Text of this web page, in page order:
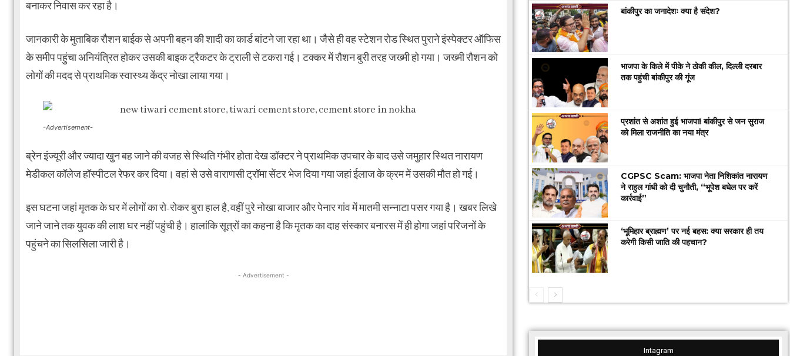
बनाकर निवास कर रहा है।
जानकारी के मुताबिक रौशन बाईक से अपनी बहन की शादी का कार्ड बांटने जा रहा था। जैसे ही वह स्टेशन रोड स्थित पुराने इंस्पेक्टर ऑफिस
के समीप पहुंचा अनियंत्रित होकर उसकी बाइक ट्रैकटर के ट्राली से टकरा गई। टक्कर में रौशन बुरी तरह जख्मी हो गया। जख्मी रौशन को
लोगों की मदद से प्राथमिक स्वास्थ्य केंद्र नोखा लाया गया।
-Advertisement-
ब्रेन इंज्यूरी और ज्यादा खुन बह जाने की वजह से स्थिति गंभीर होता देख डॉक्टर ने प्राथमिक उपचार के बाद उसे जमुहार स्थित नारायण
मेडीकल कॉलेज हॉस्पीटल रेफर कर दिया। वहां से उसे वाराणसी ट्रॉमा सेंटर भेज दिया गया जहां ईलाज के क्रम में उसकी मौत हो गई।
इस घटना जहां मृतक के घर में लोगों का रो-रोकर बुरा हाल है, वहीं पुरे नोखा बाजार और पेनार गांव में मातमी सन्नाटा पसर गया है। खबर लिखे
जाने जाने तक युवक की लाश घर नहीं पहुंची है। हालांकि सूत्रों का कहना है कि मृतक का दाह संस्कार बनारस में ही होगा जहां परिजनों के
पहुंचने का सिलसिला जारी है।
- Advertisement -
बांकीपुर का जनादेशः क्या है संदेश?
भाजपा के किले में पीके ने ठोकी कील, दिल्ली दरबार
तक पहुंची बांकीपुर की गूंज
प्रशांत से अशांत हुई भाजपा! बांकीपुर से जन सुराज
को मिला राजनीति का नया मंत्र
CGPSC Scam: भाजपा नेता निशिकांत नारायण
ने राहुल गांधी को दी चुनौती, “भूपेश बघेल पर करें
कार्रवाई”
‘भूमिहार ब्राह्मण’ पर नई बहस: क्या सरकार ही तय
करेगी किसी जाति की पहचान?
Intagram